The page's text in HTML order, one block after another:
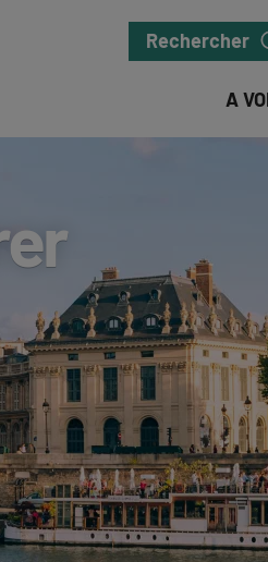
Rechercher
A